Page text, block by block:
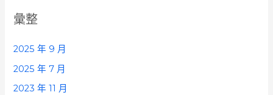
彙整
2025 年 9 月
2025 年 7 月
2023 年 11 月